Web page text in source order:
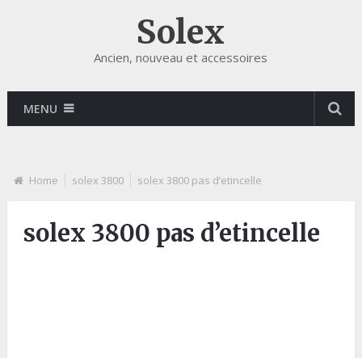
Solex
Ancien, nouveau et accessoires
MENU
Home solex 3800 solex 3800 pas d’etincelle
solex 3800 pas d’etincelle